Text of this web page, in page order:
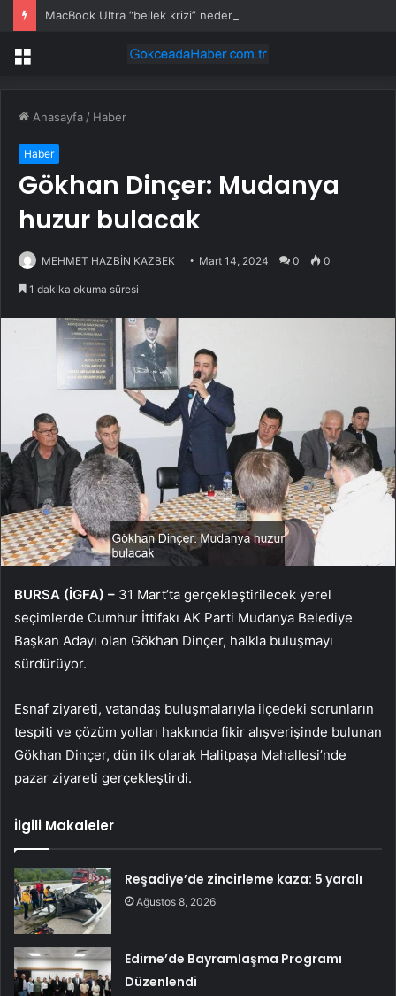
MacBook Ultra “bellek krizi” nedeniyle bu yıl gelmeyebilir
Menü
Anasayfa / Haber
Haber
Gökhan Dinçer: Mudanya
huzur bulacak
MEHMET HAZBİN KAZBEK Mart 14, 2024 0 0
1 dakika okuma süresi
BURSA (İGFA) – 31 Mart’ta gerçekleştirilecek yerel
seçimlerde Cumhur İttifakı AK Parti Mudanya Belediye
Başkan Adayı olan Gökhan Dinçer, halkla buluşmayı
sürdürüyor.
Esnaf ziyareti, vatandaş buluşmalarıyla ilçedeki sorunların
tespiti ve çözüm yolları hakkında fikir alışverişinde bulunan
Gökhan Dinçer, dün ilk olarak Halitpaşa Mahallesi’nde
pazar ziyareti gerçekleştirdi.
İlgili Makaleler
Reşadiye’de zincirleme kaza: 5 yaralı
Ağustos 8, 2026
Edirne’de Bayramlaşma Programı
Düzenlendi